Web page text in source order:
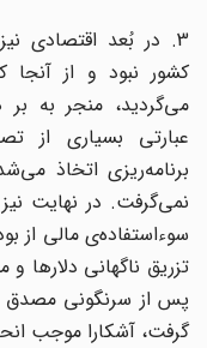
3. در بُعد اقتصادی
کشور نبود و از آنجا
می‌‌گردید، منجر به بر
عبارتی بسیاری از
برنامه‌‌ریزی اتخاذ
نمی‌‌گرفت. در نهایت
تزریق ناگهانی دلار‌ها و
گرفت، آشکارا موجب